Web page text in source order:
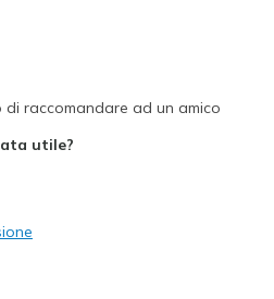
di raccomandare ad un amico
utile?